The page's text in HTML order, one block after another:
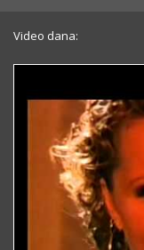
Video dana: